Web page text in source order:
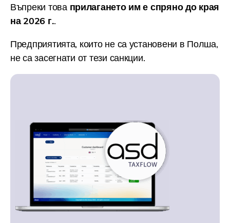
Въпреки това прилагането им е спряно до края
на 2026 г..
Предприятията, които не са установени в Полша,
не са засегнати от тези санкции.